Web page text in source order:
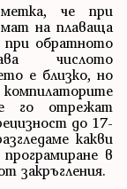
че при
на плаваща
при обратното
числото
е близко, но
компилаторите
го отрежат
до 17-
какви
в
закръгления.